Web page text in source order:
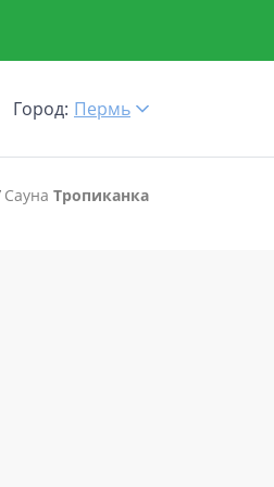
Город: Пермь
Сауна Тропиканка